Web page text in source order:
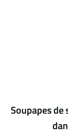
Soupapes